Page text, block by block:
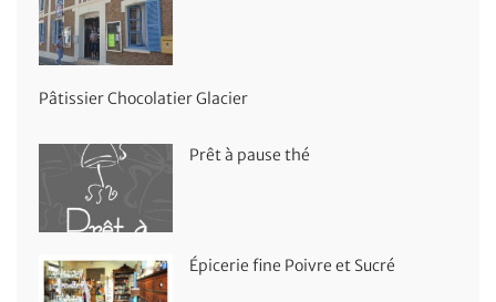
Pâtissier Chocolatier Glacier
Prêt à pause thé
Épicerie fine Poivre et Sucré